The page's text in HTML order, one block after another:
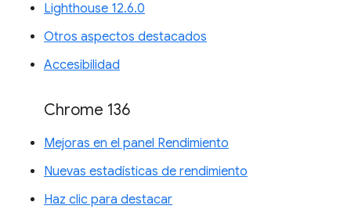
Lighthouse 12.6.0
Otros aspectos destacados
Accesibilidad
Chrome 136
Mejoras en el panel Rendimiento
Nuevas estadísticas de rendimiento
Haz clic para destacar